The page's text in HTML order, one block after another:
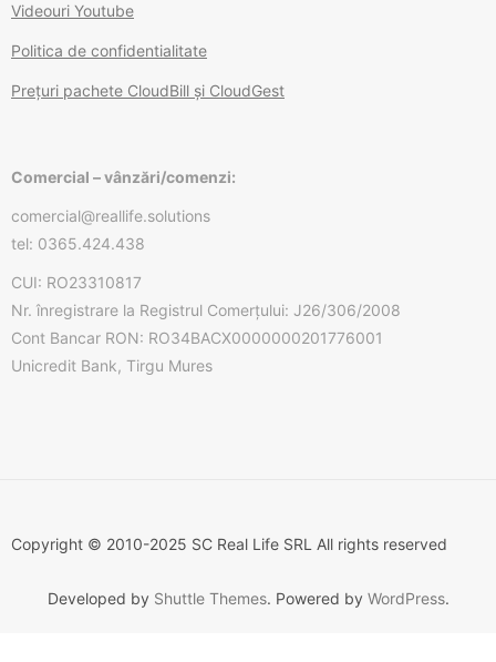
Videouri Youtube
Politica de confidentialitate
Prețuri pachete CloudBill și CloudGest
Comercial – vânzări/comenzi:
comercial@reallife.solutions
tel: 0365.424.438
CUI: RO23310817
Nr. înregistrare la Registrul Comerțului: J26/306/2008
Cont Bancar RON: RO34BACX0000000201776001
Unicredit Bank, Tirgu Mures
Copyright © 2010-2025 SC Real Life SRL All rights reserved
Developed by Shuttle Themes. Powered by WordPress.